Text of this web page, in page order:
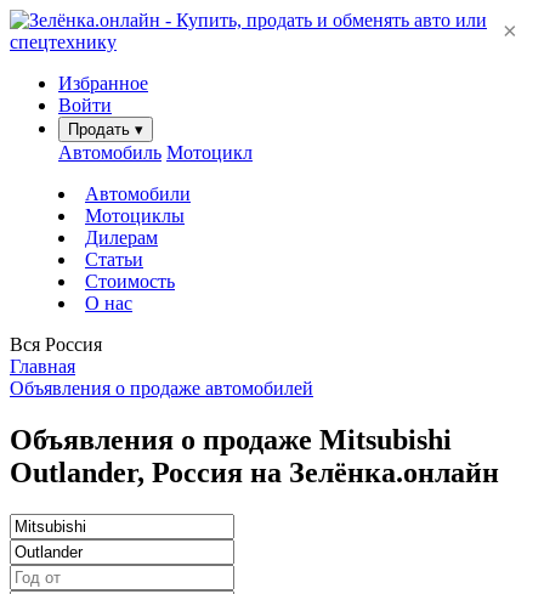
Избранное
Войти
Продать ▾
Автомобиль Мотоцикл
Автомобили
Мотоциклы
Дилерам
Статьи
Стоимость
О нас
Вся Россия
Главная
Объявления о продаже автомобилей
Объявления о продаже Mitsubishi
Outlander, Россия на Зелёнка.онлайн
×